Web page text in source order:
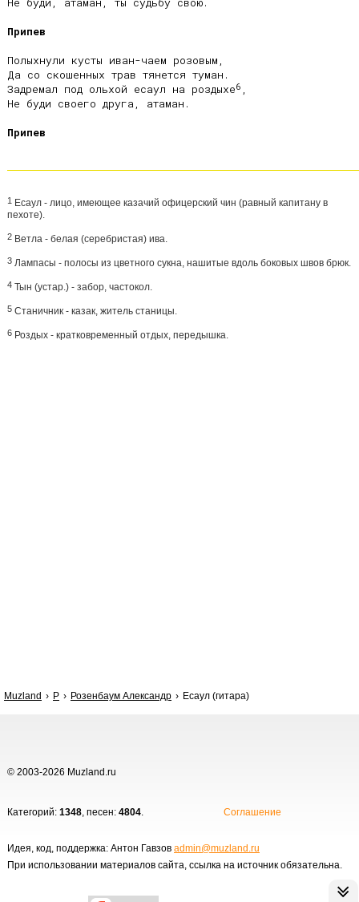
Припев
Полыхнули кусты иван-чаем розовым,
Да со скошенных трав тянется туман.
Задремал под ольхой есаул на роздыхе6 ,
Не буди своего друга, атаман.
Припев
1 Есаул - лицо, имеющее казачий офицерский чин (равный капитану в
пехоте).
2 Ветла - белая (серебристая) ива.
3 Лампасы - полосы из цветного сукна, нашитые вдоль боковых швов брюк.
4 Тын (устар.) - забор, частокол.
5 Станичник - казак, житель станицы.
6 Роздых - кратковременный отдых, передышка.
Muzland Р Розенбаум Александр Есаул (гитара)
© 2003-2026 Muzland.ru
Категорий: 1348, песен: 4804. Соглашение
Идея, код, поддержка: Антон Гавзов admin@muzland.ru
При использовании материалов сайта, ссылка на источник обязательна.